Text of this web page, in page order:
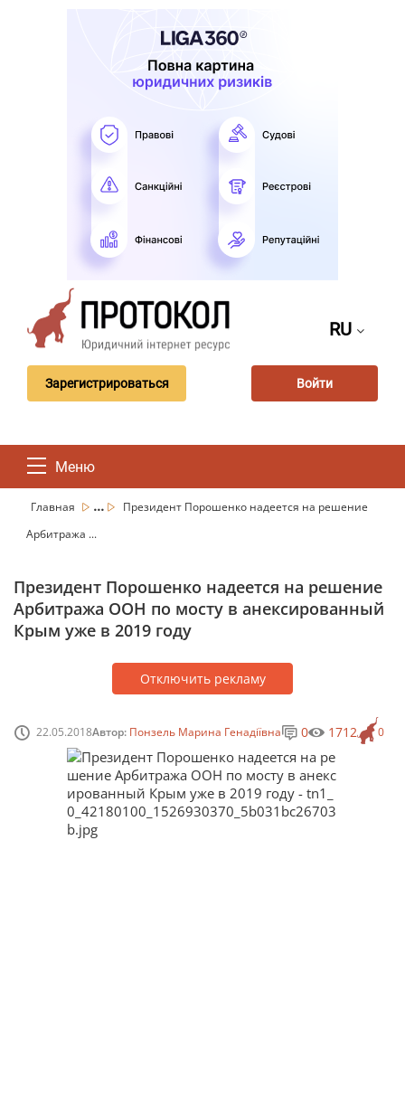
RU
Зарегистрироваться Войти
Меню
Главная ...
Президент Порошенко надеется на решение
Арбитража ...
Президент Порошенко надеется на решение
Арбитража ООН по мосту в анексированный
Крым уже в 2019 году
Отключить рекламу
22.05.2018Автор: Понзель Марина Генадіївна 0
0 1712